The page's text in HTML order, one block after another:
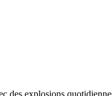
des explosions